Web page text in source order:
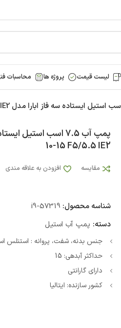
لیست قیمت پروژه ها محاسبات
10-15 F5/5.5 IE2
مقایسه افزودن به علاقه مندی
شناسه محصول: i9-57319
دسته: پمپ آب استیل
جنس بدنه، شفت، پروانه : استنلس
حداکثر آبدهی: 15
دارای گارانتی
کشور سازنده: ایتالیا